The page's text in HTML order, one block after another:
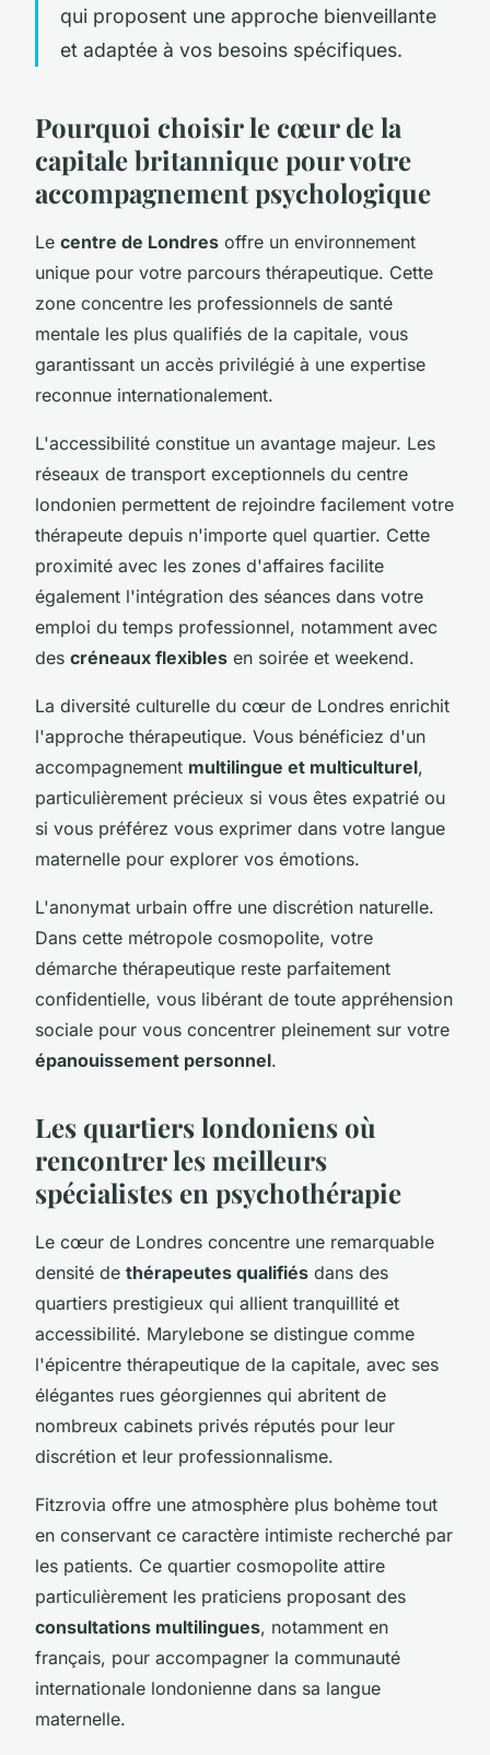
qui proposent une approche bienveillante
et adaptée à vos besoins spécifiques.
Pourquoi choisir le cœur de la
capitale britannique pour votre
accompagnement psychologique
Le centre de Londres offre un environnement
unique pour votre parcours thérapeutique. Cette
zone concentre les professionnels de santé
mentale les plus qualifiés de la capitale, vous
garantissant un accès privilégié à une expertise
reconnue internationalement.
L'accessibilité constitue un avantage majeur. Les
réseaux de transport exceptionnels du centre
londonien permettent de rejoindre facilement votre
thérapeute depuis n'importe quel quartier. Cette
proximité avec les zones d'affaires facilite
également l'intégration des séances dans votre
emploi du temps professionnel, notamment avec
des créneaux flexibles en soirée et weekend.
La diversité culturelle du cœur de Londres enrichit
l'approche thérapeutique. Vous bénéficiez d'un
accompagnement multilingue et multiculturel,
particulièrement précieux si vous êtes expatrié ou
si vous préférez vous exprimer dans votre langue
maternelle pour explorer vos émotions.
L'anonymat urbain offre une discrétion naturelle.
Dans cette métropole cosmopolite, votre
démarche thérapeutique reste parfaitement
confidentielle, vous libérant de toute appréhension
sociale pour vous concentrer pleinement sur votre
épanouissement personnel.
Les quartiers londoniens où
rencontrer les meilleurs
spécialistes en psychothérapie
Le cœur de Londres concentre une remarquable
densité de thérapeutes qualifiés dans des
quartiers prestigieux qui allient tranquillité et
accessibilité. Marylebone se distingue comme
l'épicentre thérapeutique de la capitale, avec ses
élégantes rues géorgiennes qui abritent de
nombreux cabinets privés réputés pour leur
discrétion et leur professionnalisme.
Fitzrovia offre une atmosphère plus bohème tout
en conservant ce caractère intimiste recherché par
les patients. Ce quartier cosmopolite attire
particulièrement les praticiens proposant des
consultations multilingues, notamment en
français, pour accompagner la communauté
internationale londonienne dans sa langue
maternelle.